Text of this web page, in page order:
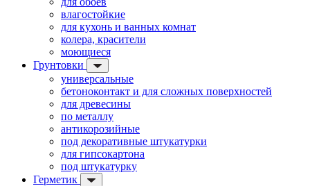
влагостойкие
для кухонь и ванных комнат
колера, красители
моющиеся
Грунтовки
универсальные
бетоноконтакт и для сложных поверхностей
для древесины
по металлу
антикорозийные
под декоративные штукатурки
для гипсокартона
под штукатурку
Герметик